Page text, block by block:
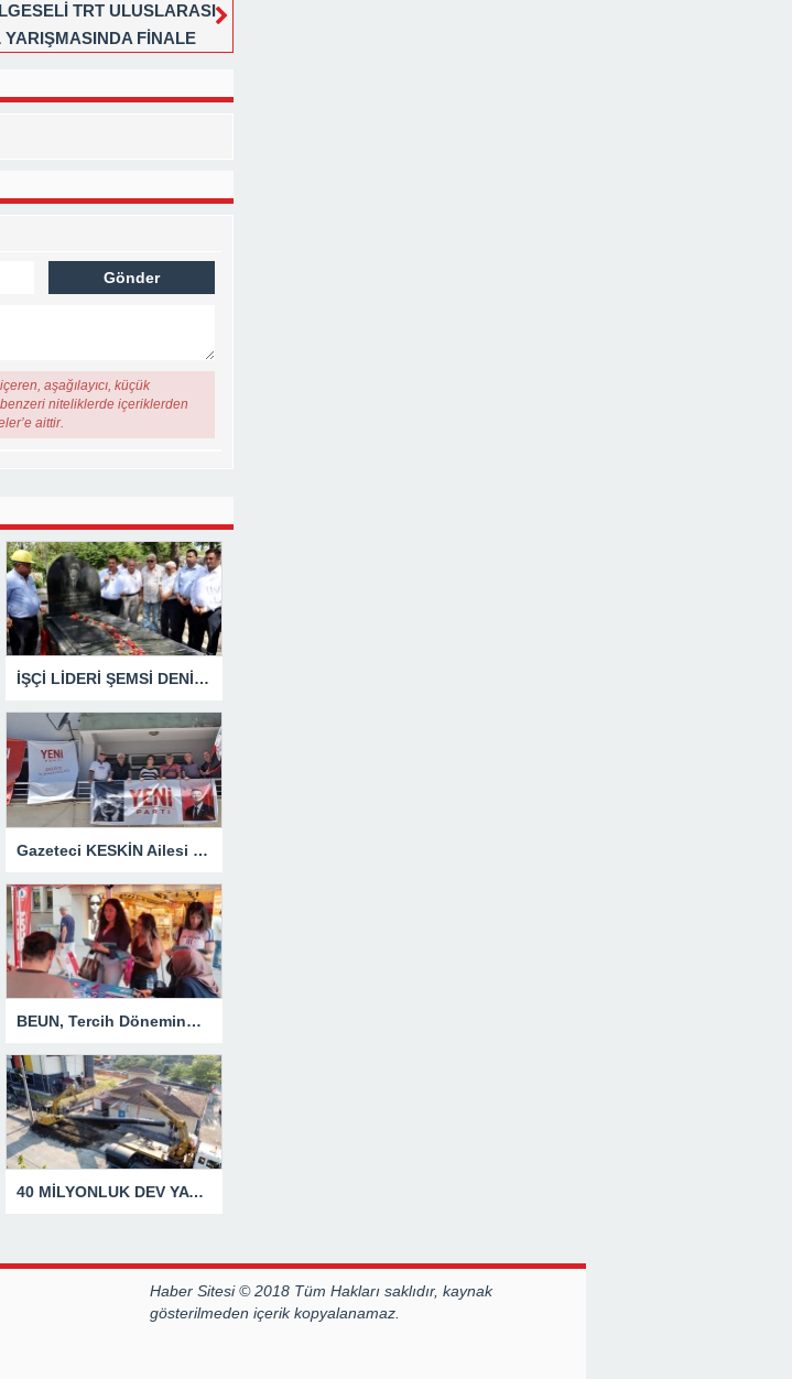
TRT ULUSLARASI
YARIŞMASINDA FİNALE
aşağılayıcı, küçük
niteliklerde içeriklerden
aittir.
İŞÇİ LİDERİ ŞEMSİ DENİZER, KABRİ BAŞINDA ANILDI
Gazeteci KESKİN Ailesi Memleketi Düzce’de Yeni Parti Binasını Ziyaret Etti
BEUN, Tercih Döneminde Zonguldak’ın Dört Bir Yanında Aday Öğrencilerle Buluşuyor
40 MİLYONLUK DEV YATIRIMDA İLK ETAP TAMAMLANDI
Haber Sitesi © 2018 Tüm Hakları saklıdır, kaynak
gösterilmeden içerik kopyalanamaz.